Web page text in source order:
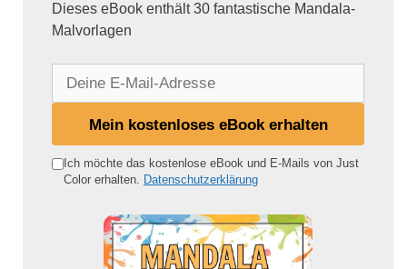
Dieses eBook enthält 30 fantastische Mandala-
Malvorlagen
e
Mein kostenloses eBook erhalten
Ich möchte das kostenlose eBook und E-Mails von Just
Color erhalten.
Datenschutzerklärung